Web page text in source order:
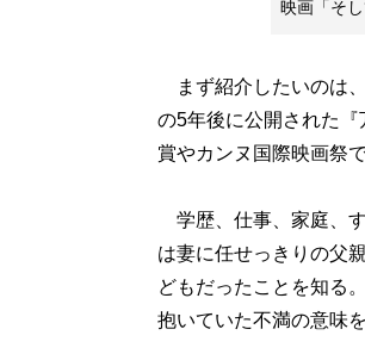
映画「そ
まず紹介したいのは
の5年後に公開された
賞やカンヌ国際映画祭
学歴、仕事、家庭、
は妻に任せっきりの父
どもだったことを知る
抱いていた不満の意味を